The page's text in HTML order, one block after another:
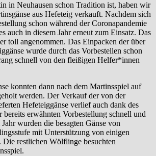
in Neuhausen schon Tradition ist, haben wir
aus Hefeteig verkauft. Nachdem sich
schon während der Coronapandemie
auch in diesem Jahr erneut zum Einsatz. Das
toll angenommen. Das Einpacken der über
wurde durch das Vorbestellen schon
schnell von den fleißigen Helfer*innen
konnten dann nach dem Martinsspiel auf
werden. Der Verkauf der von der
Hefeteiggänse verlief auch dank des
bereits erwähnten Vorbestellung schnell und
wurden die besagten Gänse von
mit Unterstützung von einigen
restlichen Wölflinge besuchten